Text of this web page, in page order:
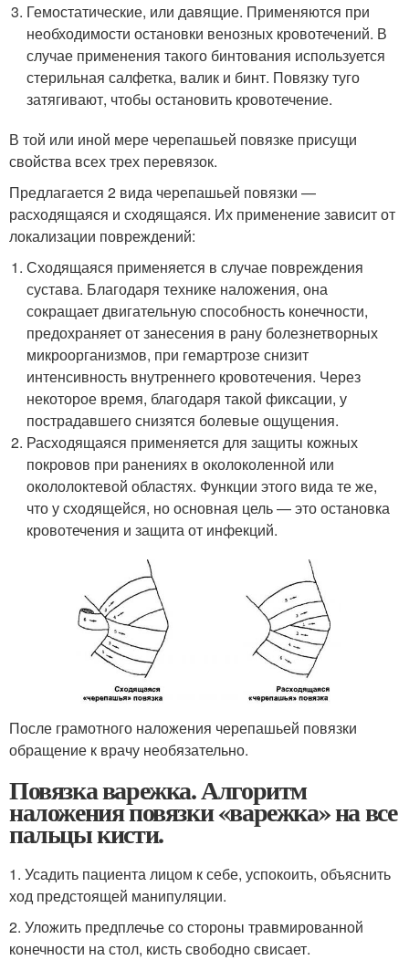
Гемостатические, или давящие. Применяются при
необходимости остановки венозных кровотечений. В
случае применения такого бинтования используется
стерильная салфетка, валик и бинт. Повязку туго
затягивают, чтобы остановить кровотечение.
В той или иной мере черепашьей повязке присущи
свойства всех трех перевязок.
Предлагается 2 вида черепашьей повязки —
расходящаяся и сходящаяся. Их применение зависит от
локализации повреждений:
Сходящаяся применяется в случае повреждения
сустава. Благодаря технике наложения, она
сокращает двигательную способность конечности,
предохраняет от занесения в рану болезнетворных
микроорганизмов, при гемартрозе снизит
интенсивность внутреннего кровотечения. Через
некоторое время, благодаря такой фиксации, у
пострадавшего снизятся болевые ощущения.
Расходящаяся применяется для защиты кожных
покровов при ранениях в околоколенной или
окололоктевой областях. Функции этого вида те же,
что у сходящейся, но основная цель — это остановка
кровотечения и защита от инфекций.
После грамотного наложения черепашьей повязки
обращение к врачу необязательно.
Повязка варежка. Алгоритм
наложения повязки «варежка» на все
пальцы кисти.
1. Усадить пациента лицом к себе, успокоить, объяснить
ход предстоящей манипуляции.
2. Уложить предплечье со стороны травмированной
конечности на стол, кисть свободно свисает.